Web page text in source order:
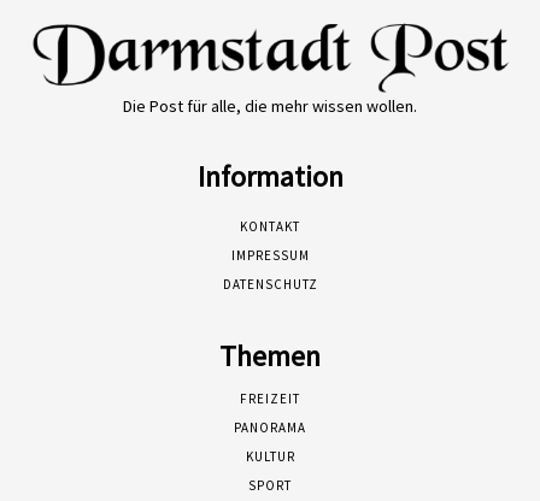
Die Post für alle, die mehr wissen wollen.
Information
KONTAKT
IMPRESSUM
DATENSCHUTZ
Themen
FREIZEIT
PANORAMA
KULTUR
SPORT